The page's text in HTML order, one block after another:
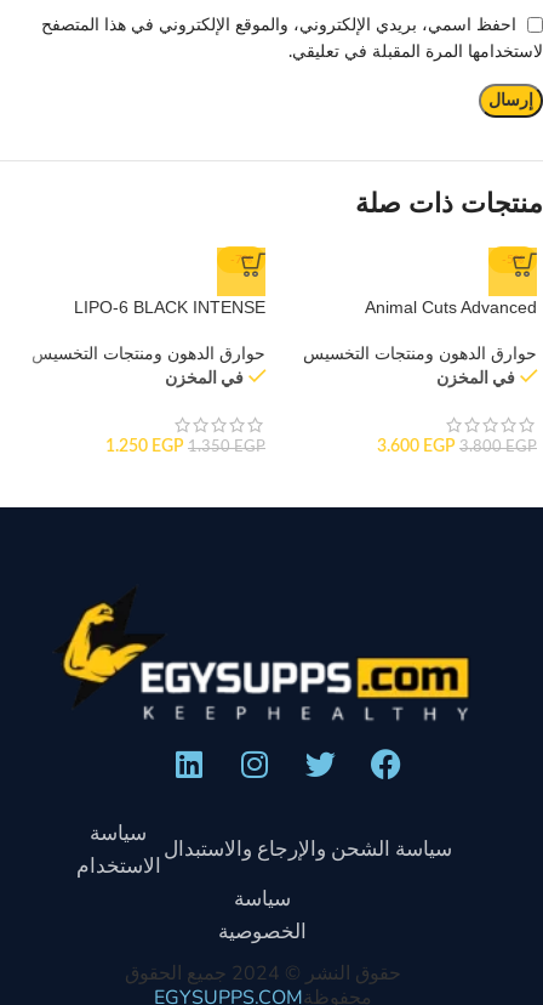
احفظ اسمي، بريدي الإلكتروني، والموقع الإلكتروني في هذا المتصفح
لاستخدامها المرة المقبلة في تعليقي.
منتجات ذات صلة
-5%
Animal Cuts Advanced
حوارق الدهون ومنتجات التخسيس
في المخزن
3.800EGP
3.600 EGP
-7%
LIPO-6 BLACK INTENSE
حوارق الدهون ومنتجات التخسيس
في المخزن
1.350EGP
1.250 EGP
سياسة الشحن والإرجاع والاستبدال
سياسة
الاستخدام
سياسة
الخصوصية
حقوق النشر © 2024 جميع الحقوق
محفوظةEGYSUPPS.COM